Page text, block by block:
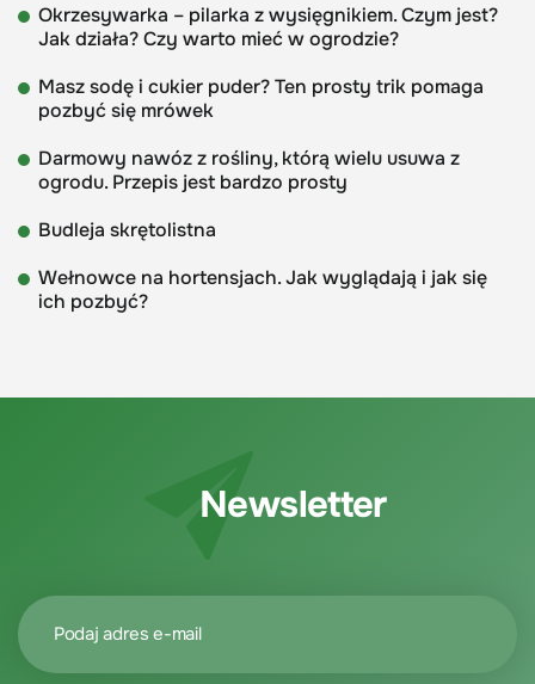
Okrzesywarka – pilarka z wysięgnikiem. Czym jest?
Jak działa? Czy warto mieć w ogrodzie?
Masz sodę i cukier puder? Ten prosty trik pomaga
pozbyć się mrówek
Darmowy nawóz z rośliny, którą wielu usuwa z
ogrodu. Przepis jest bardzo prosty
Budleja skrętolistna
Wełnowce na hortensjach. Jak wyglądają i jak się
ich pozbyć?
Newsletter